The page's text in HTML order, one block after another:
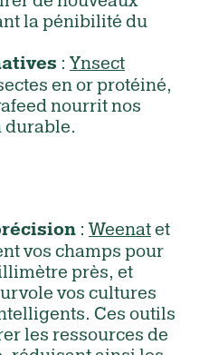
la pénibilité du
: Ynsect
en or protéiné,
nourrit nos
durable.
: Weenatet
vos champs pour
près, et
vos cultures
Ces outils
les ressources de